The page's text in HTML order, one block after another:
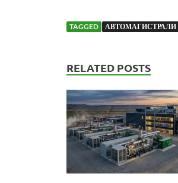
TAGGED АВТОМАГИСТРАЛИ
RELATED POSTS